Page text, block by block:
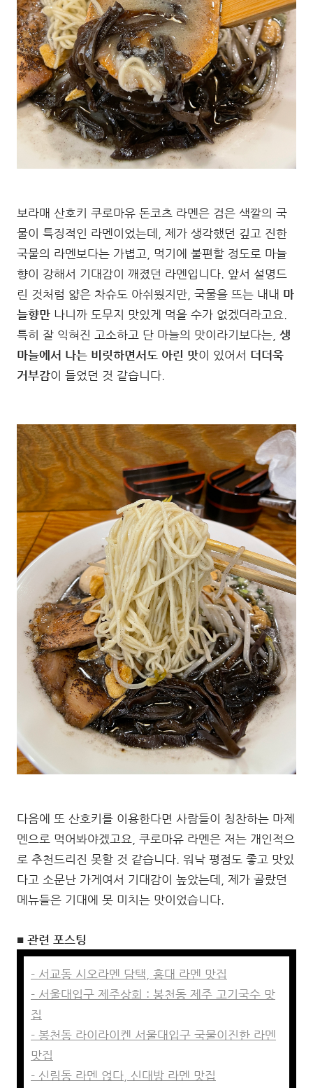
보라매 산호키 쿠로마유 돈코츠 라멘은 검은 색깔의 국
물이 특징적인 라멘이었는데, 제가 생각했던 깊고 진한
국물의 라멘보다는 가볍고, 먹기에 불편할 정도로 마늘
향이 강해서 기대감이 깨졌던 라멘입니다. 앞서 설명드
린 것처럼 얇은 차슈도 아쉬웠지만, 국물을 뜨는 내내 마
늘향만 나니까 도무지 맛있게 먹을 수가 없겠더라고요.
특히 잘 익혀진 고소하고 단 마늘의 맛이라기보다는, 생
마늘에서 나는 비릿하면서도 아린 맛이 있어서 더더욱
거부감이 들었던 것 같습니다.
다음에 또 산호키를 이용한다면 사람들이 칭찬하는 마제
멘으로 먹어봐야겠고요, 쿠로마유 라멘은 저는 개인적으
로 추천드리진 못할 것 같습니다. 워낙 평점도 좋고 맛있
다고 소문난 가게여서 기대감이 높았는데, 제가 골랐던
메뉴들은 기대에 못 미치는 맛이었습니다.
■ 관련 포스팅
- 서교동 시오라멘 담택, 홍대 라멘 맛집
- 서울대입구 제주상회 : 봉천동 제주 고기국수 맛
집
- 봉천동 라이라이켄 서울대입구 국물이진한 라멘
맛집
- 신림동 라멘 얹다, 신대방 라멘 맛집